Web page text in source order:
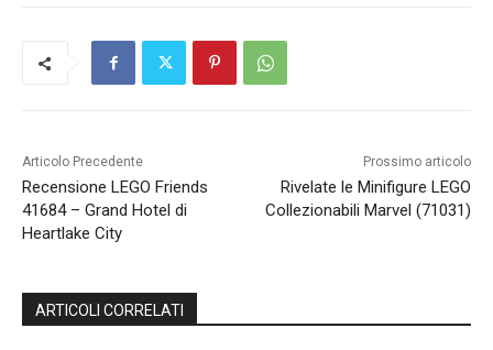
Articolo Precedente
Recensione LEGO Friends
41684 – Grand Hotel di
Heartlake City
Prossimo articolo
Rivelate le Minifigure LEGO
Collezionabili Marvel (71031)
ARTICOLI CORRELATI